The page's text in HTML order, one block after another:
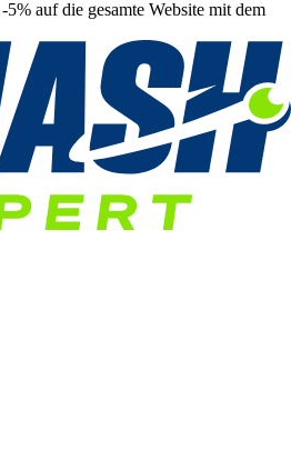
auf die gesamte Website mit dem